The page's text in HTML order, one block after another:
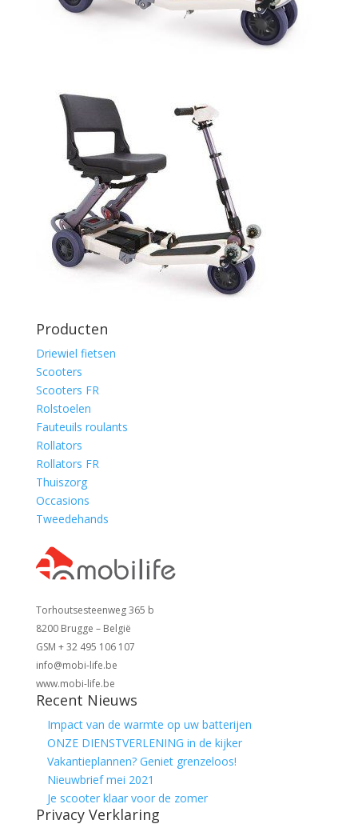
Producten
Driewiel fietsen
Scooters
Scooters FR
Rolstoelen
Fauteuils roulants
Rollators
Rollators FR
Thuiszorg
Occasions
Tweedehands
Torhoutsesteenweg 365 b
8200 Brugge – België
GSM + 32 495 106 107
info@mobi-life.be
www.mobi-life.be
Recent Nieuws
Impact van de warmte op uw batterijen
ONZE DIENSTVERLENING in de kijker
Vakantieplannen? Geniet grenzeloos!
Nieuwbrief mei 2021
Je scooter klaar voor de zomer
Privacy Verklaring